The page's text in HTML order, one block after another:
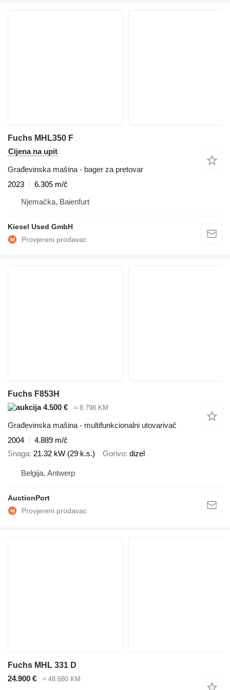
Fuchs MHL350 F
Cijena na upit
Građevinska mašina - bager za pretovar
2023
6.305 m/č
Njemačka, Baienfurt
Kiesel Used GmbH
Fuchs F853H
4.500 €
≈ 8.798 KM
Građevinska mašina - multifunkcionalni utovarivač
2004
4.889 m/č
Snaga 21.32 kW (29 k.s.) Gorivo dizel
Belgija, Antwerp
AuctionPort
Fuchs MHL 331 D
24.900 €
≈ 48.680 KM